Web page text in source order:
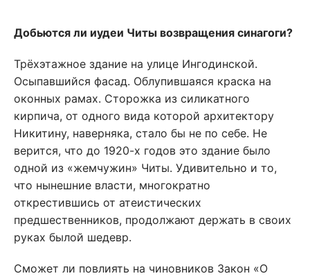
Добьются ли иудеи Читы возвращения синагоги?
Трёхэтажное здание на улице Ингодинской.
Осыпавшийся фасад. Облупившаяся краска на
оконных рамах. Сторожка из силикатного
кирпича, от одного вида которой архитектору
Никитину, наверняка, стало бы не по себе. Не
верится, что до 1920-х годов это здание было
одной из «жемчужин» Читы. Удивительно и то,
что нынешние власти, многократно
открестившись от атеистических
предшественников, продолжают держать в своих
руках былой шедевр.
Сможет ли повлиять на чиновников Закон «О